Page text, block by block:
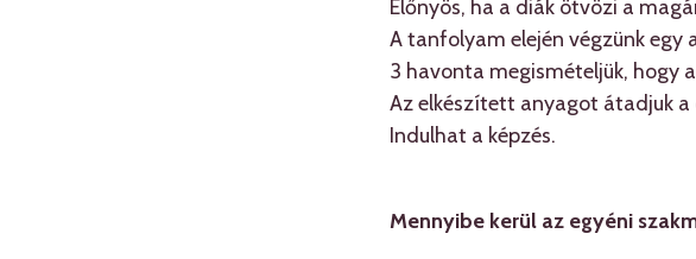
Előnyös, ha a diák ötvözi a
A tanfolyam elején végzünk
3 havonta megismételjük, hogy
Az elkészített anyagot átadjuk a
Indulhat a képzés.
Mennyibe kerül az egyéni